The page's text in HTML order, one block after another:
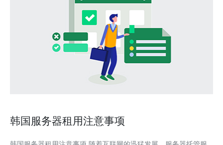
韩国服务器租用注意事项